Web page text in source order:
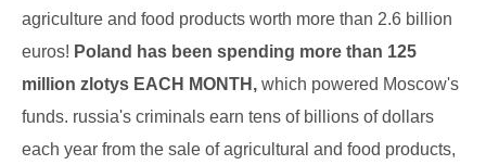
agriculture and food products worth more than 2.6 billion
euros! Poland has been spending more than 125
million zlotys EACH MONTH, which powered Moscow's
funds. russia's criminals earn tens of billions of dollars
each year from the sale of agricultural and food products,